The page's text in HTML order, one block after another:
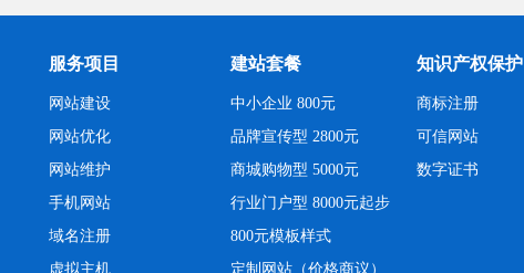
服务项目 建站套餐 知识产权保护
网站建设
网站优化
网站维护
手机网站
域名注册
虚拟主机
中小企业 800元
品牌宣传型 2800元
商城购物型 5000元
行业门户型 8000元起步
800元模板样式
定制网站（价格商议）
商标注册
可信网站
数字证书